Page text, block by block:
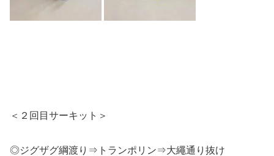
＜２回目サーキット＞
◎ジグザグ綱渡り⇒トランポリン⇒大繩通り抜け